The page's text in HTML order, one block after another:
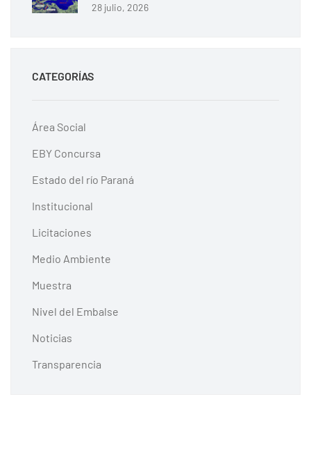
28 julio, 2026
CATEGORÍAS
Área Social
EBY Concursa
Estado del río Paraná
Institucional
Licitaciones
Medio Ambiente
Muestra
Nivel del Embalse
Noticias
Transparencia